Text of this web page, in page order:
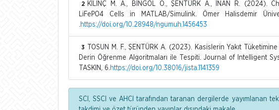
2 KILINÇ M. A., BİNGÖL O., ŞENTÜRK A., İNAN R. (2024).
LiFePO4 Cells in MATLAB/Simulink. Ömer Halisdemir
. https://doi.org/10.28948/ngumuh.1456453
3
TOSUN M. F., ŞENTÜRK A. (2023). Kasislerin Yakıt
Derin Öğrenme Algoritmaları ile Tespiti. Journal of Intelligent
TASKIN, 6. https://doi.org/10.38016/jista.1141359
SCI, SSCI ve AHCI tarafından taranan dergilerde yayımlanan